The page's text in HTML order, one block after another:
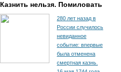
Казнить нельзя. Помиловать
280 лет назад в
России случилось
невиданное
событие: впервые
была отменена
смертная казнь.